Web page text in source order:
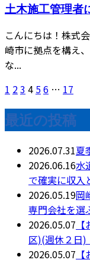
土木施工管理者
こんにちは！株式
崎市に拠点を構え
な...
1 23 4 56 … 17
最近の投稿
2026.07.31夏
2026.06.16水
で確実に収入
2026.05.19岡
専門会社を選
2026.05.07
区)(週休２日)
2026.05.07